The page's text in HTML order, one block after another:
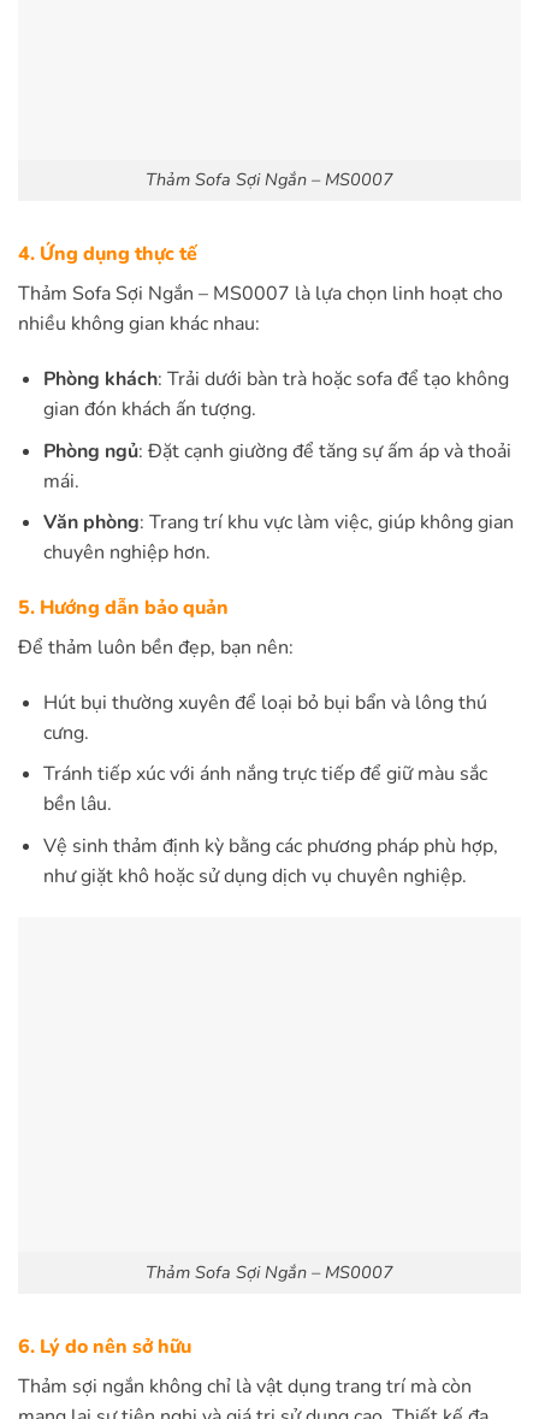
Thảm Sofa Sợi Ngắn – MS0007
4. Ứng dụng thực tế
Thảm Sofa Sợi Ngắn – MS0007 là lựa chọn linh hoạt cho
nhiều không gian khác nhau:
Phòng khách: Trải dưới bàn trà hoặc sofa để tạo không
gian đón khách ấn tượng.
Phòng ngủ: Đặt cạnh giường để tăng sự ấm áp và thoải
mái.
Văn phòng: Trang trí khu vực làm việc, giúp không gian
chuyên nghiệp hơn.
5. Hướng dẫn bảo quản
Để thảm luôn bền đẹp, bạn nên:
Hút bụi thường xuyên để loại bỏ bụi bẩn và lông thú
cưng.
Tránh tiếp xúc với ánh nắng trực tiếp để giữ màu sắc
bền lâu.
Vệ sinh thảm định kỳ bằng các phương pháp phù hợp,
như giặt khô hoặc sử dụng dịch vụ chuyên nghiệp.
Thảm Sofa Sợi Ngắn – MS0007
6. Lý do nên sở hữu
Thảm sợi ngắn không chỉ là vật dụng trang trí mà còn